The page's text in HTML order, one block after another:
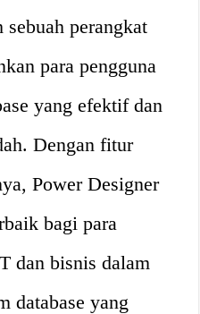
perangkat
para pengguna
yang efektif dan
Dengan fitur
Power Designer
bagi para
dan bisnis dalam
database yang